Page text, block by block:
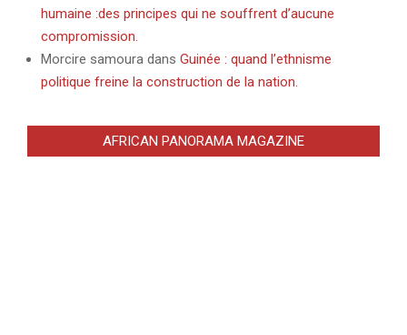
humaine :des principes qui ne souffrent d’aucune
compromission.
Morcire samoura dans Guinée : quand l’ethnisme
politique freine la construction de la nation.
AFRICAN PANORAMA MAGAZINE